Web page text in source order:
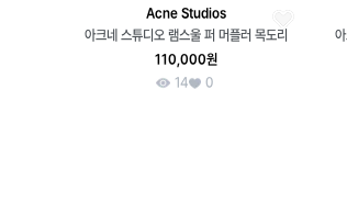
Acne Studios
아크네 스튜디오 램스울 퍼 머플러 목도리
110,000원
14
0